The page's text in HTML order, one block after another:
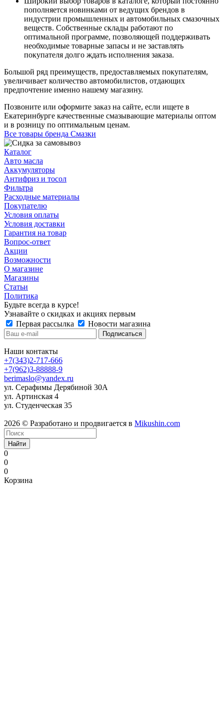
пополняется новинками от ведущих брендов в
индустрии промышленных и автомобильных смазочных
веществ. Собственные склады работают по
оптимальной программе, позволяющей поддерживать
необходимые товарные запасы и не заставлять
покупателя долго ждать исполнения заказа.
Большой ряд преимуществ, предоставляемых покупателям,
увеличивает количество автомобилистов, отдающих
предпочтение именно нашему магазину.
Позвоните или оформите заказ на сайте, если ищете в
Екатеринбурге качественные смазывающие материалы оптом
и в розницу по оптимальным ценам.
Все товары бренда Смазки
Каталог
Авто масла
Аккумуляторы
Антифриз и тосол
Фильтра
Расходные материалы
Покупателю
Условия оплаты
Условия доставки
Гарантия на товар
Вопрос-ответ
Акции
Возможности
О магазине
Магазины
Статьи
Политика
Будьте всегда в курсе!
Узнавайте о скидках и акциях первым
Первая рассылка
Новости магазина
Наши контакты
+7(343)2-717-666
+7(962)3-88888-9
berimaslo@yandex.ru
ул. Серафимы Дерябиной 30А
ул. Артинская 4
ул. Студенческая 35
2026 © Разработано и продвигается в Mikushin.com
Найти
0
0
0
Корзина